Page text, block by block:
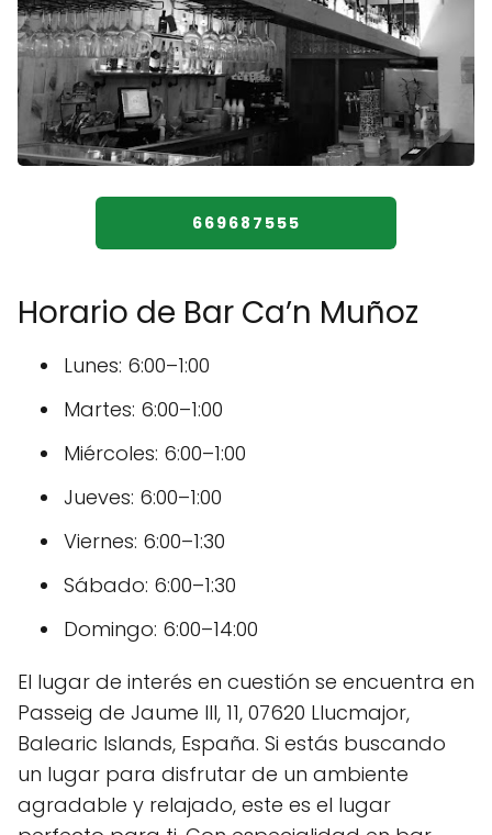
669687555
Horario de Bar Ca’n Muñoz
Lunes: 6:00–1:00
Martes: 6:00–1:00
Miércoles: 6:00–1:00
Jueves: 6:00–1:00
Viernes: 6:00–1:30
Sábado: 6:00–1:30
Domingo: 6:00–14:00
El lugar de interés en cuestión se encuentra en
Passeig de Jaume III, 11, 07620 Llucmajor,
Balearic Islands, España. Si estás buscando
un lugar para disfrutar de un ambiente
agradable y relajado, este es el lugar